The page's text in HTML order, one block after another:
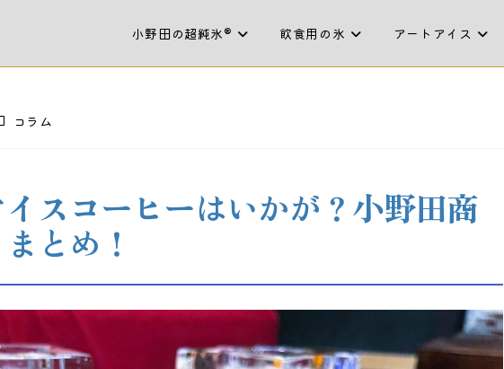
小野田の超純氷® 飲食用の氷 アートアイス
コラム
スコーヒーはいかが？小野田商
とめ！